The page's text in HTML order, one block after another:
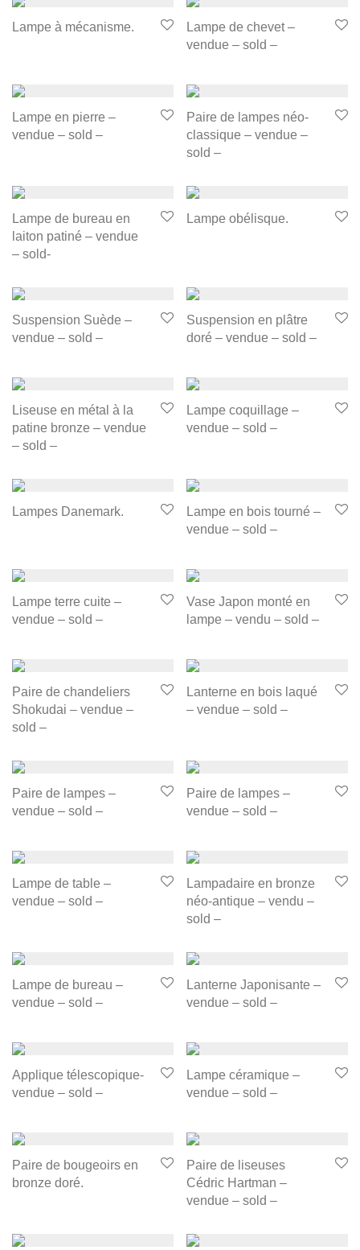
Lampe à mécanisme.
Lampe de chevet –
vendue – sold –
Lampe en pierre –
vendue – sold –
Paire de lampes néo-
classique – vendue –
sold –
Lampe de bureau en
laiton patiné – vendue
– sold-
Lampe obélisque.
Suspension Suède –
vendue – sold –
Suspension en plâtre
doré – vendue – sold –
Liseuse en métal à la
patine bronze – vendue
– sold –
Lampe coquillage –
vendue – sold –
Lampes Danemark.
Lampe en bois tourné –
vendue – sold –
Lampe terre cuite –
vendue – sold –
Vase Japon monté en
lampe – vendu – sold –
Paire de chandeliers
Shokudai – vendue –
sold –
Lanterne en bois laqué
– vendue – sold –
Paire de lampes –
vendue – sold –
Paire de lampes –
vendue – sold –
Lampe de table –
vendue – sold –
Lampadaire en bronze
néo-antique – vendu –
sold –
Lampe de bureau –
vendue – sold –
Lanterne Japonisante –
vendue – sold –
Applique télescopique-
vendue – sold –
Lampe céramique –
vendue – sold –
Paire de bougeoirs en
bronze doré.
Paire de liseuses
Cédric Hartman –
vendue – sold –